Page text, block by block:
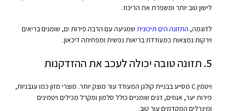
לישון טוב יותר ומשפרת את הריכוז.
לדוגמה, התזונה הים תיכונית שמגיעה עם הרבה פירות ים, שומנים בריאים
וירקות נמצאות כמעודדת בריאות נפשית ומפחיתה דיכאון.
5. תזונה טובה יכולה לעכב את ההזדקנות
ויטמין C מסייע בבניית קולגן המעודד עור מוצק יותר. מוצרי מזון כמו עגבניות,
פירות יער, אגוזים, דגים שומניים כולל סלמון ומקרל מכילים ויטמינים
ומינרלים המקדמים עור טוב.